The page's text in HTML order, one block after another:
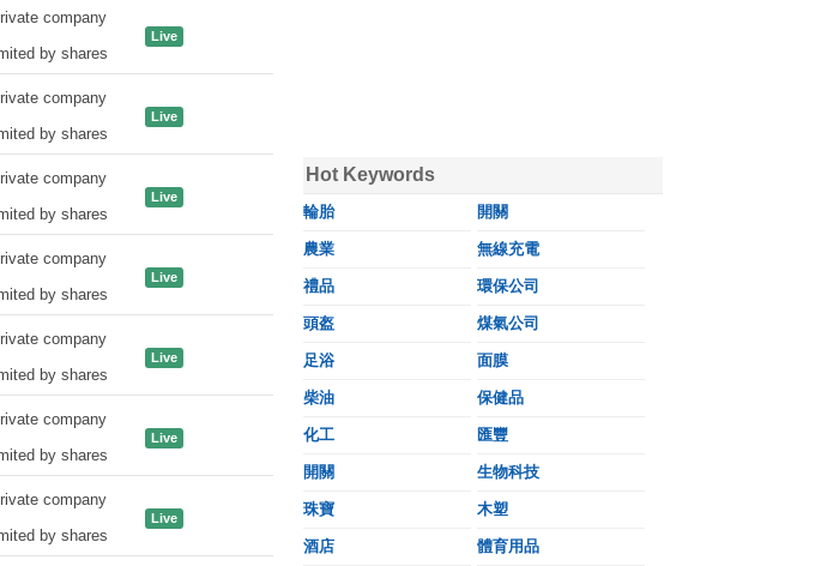
company
by shares
Live
company
by shares
Live
company
by shares
Live
company
by shares
Live
company
by shares
Live
company
by shares
Live
company
by shares
Live
Hot Keywords
輪胎 開關
農業 無線充電
禮品 環保公司
頭盔 煤氣公司
足浴 面膜
柴油 保健品
化工 匯豐
開關 生物科技
珠寶 木塑
酒店 體育用品